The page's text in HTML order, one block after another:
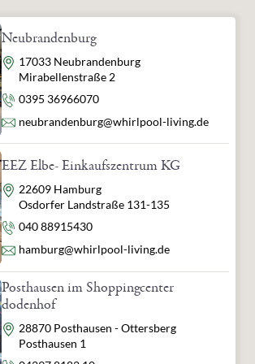
Neubrandenburg
Adresse
17033 Neubrandenburg
Mirabellenstraße 2
Telefon
0395 36966070
E-Mail
neubrandenburg@whirlpool-living.de
EEZ Elbe- Einkaufszentrum KG
Adresse
22609 Hamburg
Osdorfer Landstraße 131-135
Telefon
040 88915430
E-Mail
hamburg@whirlpool-living.de
Posthausen im Shoppingcenter
dodenhof
Adresse
28870 Posthausen - Ottersberg
Posthausen 1